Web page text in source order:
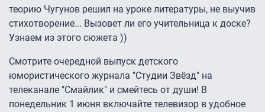
теорию Чугунов решил на уроке литературы, не выучив
стихотворение... Вызовет ли его учительница к доске?
Узнаем из этого сюжета ))
Смотрите очередной выпуск детского
юмористического журнала "Студии Звёзд" на
телеканале "Смайлик" и смейтесь от души! В
понедельник 1 июня включайте телевизор в удобное